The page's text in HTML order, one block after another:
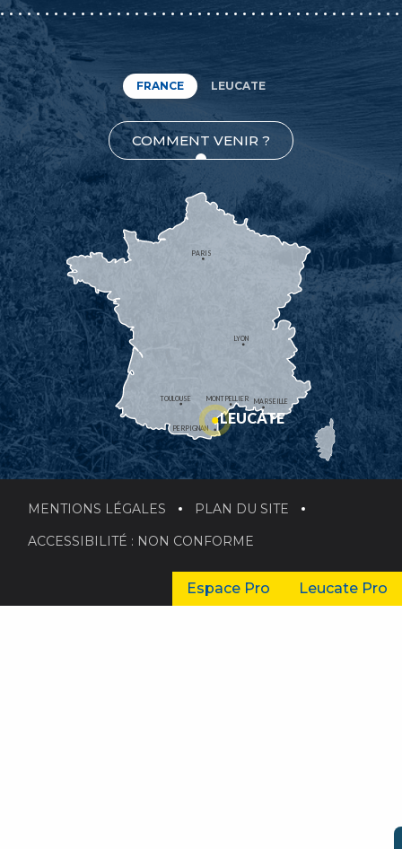
FRANCE LEUCATE
COMMENT VENIR ?
MONTPELLIER
PERPIGNAN
MARSEILLE
TOULOUSE
LYON
PARIS
LEUCATE
MENTIONS LÉGALES PLAN DU SITE
ACCESSIBILITÉ : NON CONFORME
Espace Pro Leucate Pro